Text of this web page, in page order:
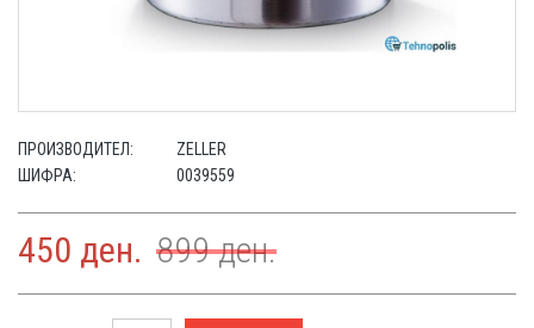
ПРОИЗВОДИТЕЛ:
ZELLER
ШИФРА:
0039559
450 ден. 899ден.